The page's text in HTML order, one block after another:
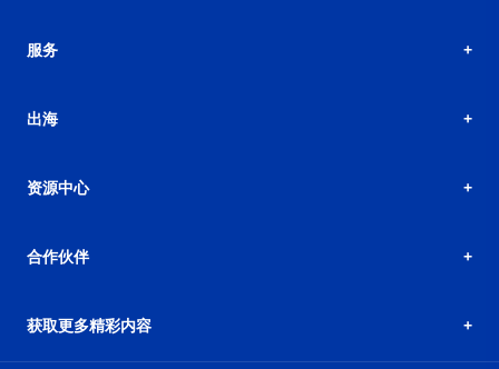
服务
出海
资源中心
合作伙伴
获取更多精彩内容